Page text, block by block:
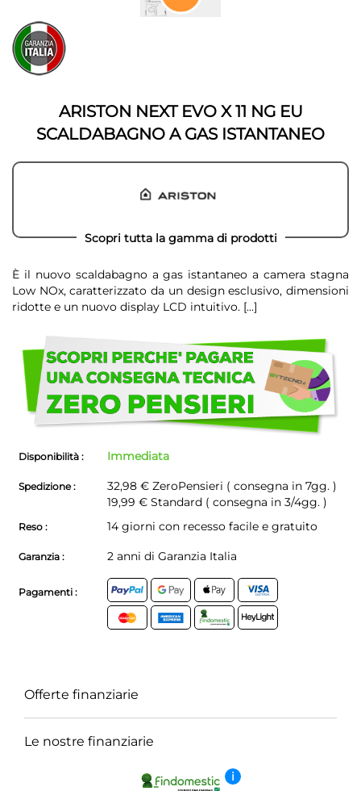
galleria
di
immagini
Vai
all'inizio
della
galleria
immaginiARISTON NEXT EVO X 11 NG EU
SCALDABAGNO A GAS ISTANTANEO
Scopri tutta la gamma di prodotti
È il nuovo scaldabagno a gas istantaneo a camera stagna
Low NOx, caratterizzato da un design esclusivo, dimensioni
ridotte e un nuovo display LCD intuitivo. [...]
Scegli
di
non
avere
problemi!
Disponibilità : Immediata
Spedizione : 32,98 € ZeroPensieri ( consegna in 7gg. )
19,99 € Standard ( consegna in 3/4gg. )
Reso : 14 giorni con recesso facile e gratuito
Garanzia : 2 anni di Garanzia Italia
Pagamenti :
Offerte finanziarie
Le nostre finanziarie
i